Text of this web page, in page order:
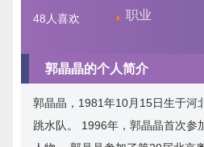
48 人喜欢
职业
郭晶晶的个人简介
郭晶晶，1981年10月15日生于河
跳水队。 1996年，郭晶晶首次参